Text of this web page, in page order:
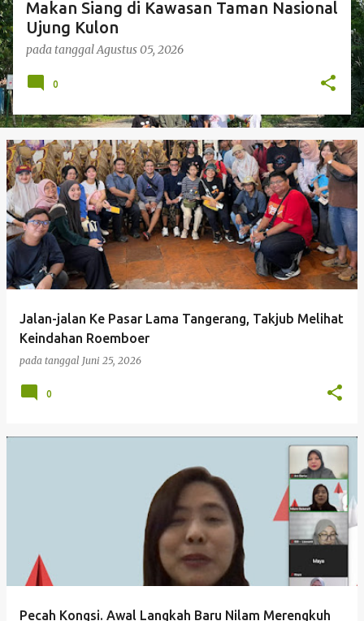
Makan Siang di Kawasan Taman Nasional
Ujung Kulon
pada tanggalAgustus 05, 2026
0
Jalan-jalan Ke Pasar Lama Tangerang, Takjub Melihat
Keindahan Roemboer
pada tanggal Juni 25, 2026
0
Pecah Kongsi. Awal Langkah Baru Nilam Merengkuh